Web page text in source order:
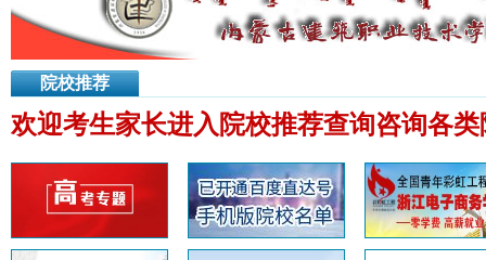
院校推荐
欢迎考生家长进入院校推荐查询咨询各